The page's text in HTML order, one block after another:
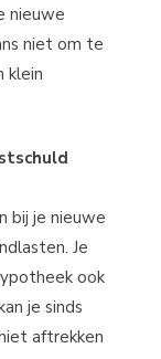
nieuwe
niet om te
klein
bij je nieuwe
Je
ook
je sinds
aftrekken